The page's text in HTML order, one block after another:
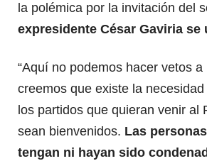
la polémica por la invitación del
expresidente César Gaviria se
“Aquí no podemos hacer vetos
creemos que existe la
los partidos que quieran venir al
sean bienvenidos. Las
tengan ni hayan sido